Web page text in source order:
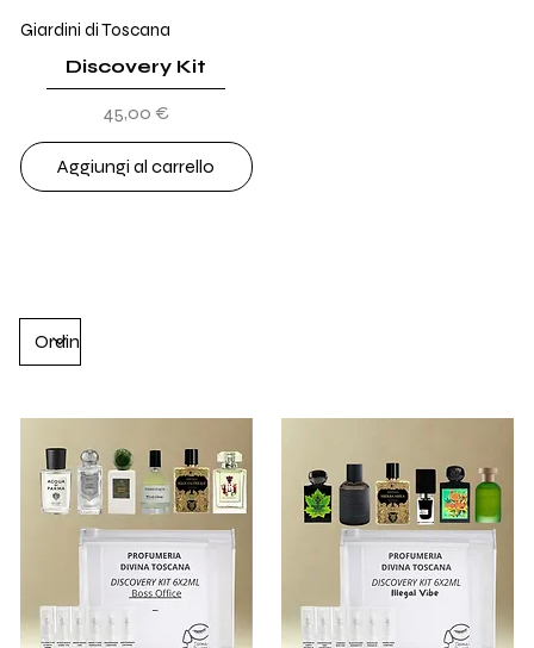
Giardini di Toscana
Discovery Kit
Prezzo
45,00 €
Aggiungi al carrello